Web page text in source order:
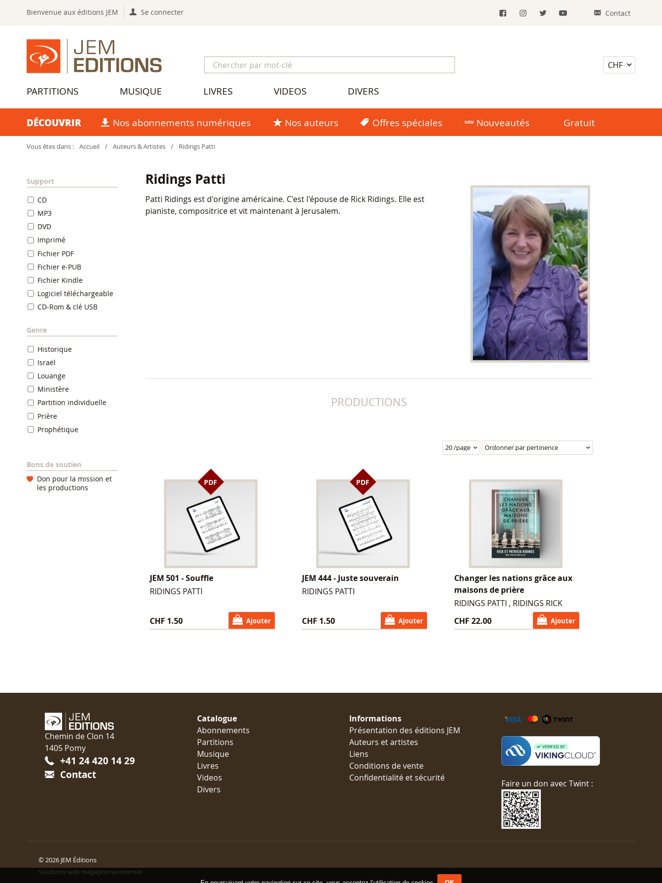
Bienvenue aux éditions JEM Se connecter Contact
PARTITIONS MUSIQUE LIVRES VIDEOS DIVERS
DÉCOUVRIR Nos abonnements numériques Nos auteurs Offres spéciales Nouveautés Gratuit
Vous êtes dans : Accueil / Auteurs & Artistes / Ridings Patti
Support
CD
MP3
DVD
Imprimé
Fichier PDF
Fichier e-PUB
Fichier Kindle
Logiciel téléchargeable
CD-Rom & clé USB
Genre
Historique
Israël
Louange
Ministère
Partition individuelle
Prière
Prophétique
Bons de soutien
Don pour la mission et
les productions
Ridings Patti
Patti Ridings est d'origine américaine. C'est l'épouse de Rick Ridings. Elle est
pianiste, compositrice et vit maintenant à Jerusalem.
PRODUCTIONS
PDF
JEM 501 - Souffle
RIDINGS PATTI
CHF 1.50 Ajouter
PDF
JEM 444 - Juste souverain
RIDINGS PATTI
CHF 1.50 Ajouter
Changer les nations grâce aux
maisons de prière
RIDINGS PATTI , RIDINGS RICK
CHF 22.00
Ajouter
Chemin de Clon 14
1405 Pomy
+41 24 420 14 29
Contact
Catalogue
Abonnements
Partitions
Musique
Livres
Videos
Divers
Informations
Présentation des éditions JEM
Auteurs et artistes
Liens
Conditions de vente
Confidentialité et sécurité
Faire un don avec Twint :
© 2026 JEM Éditions
Solutions web mégaphone-internet